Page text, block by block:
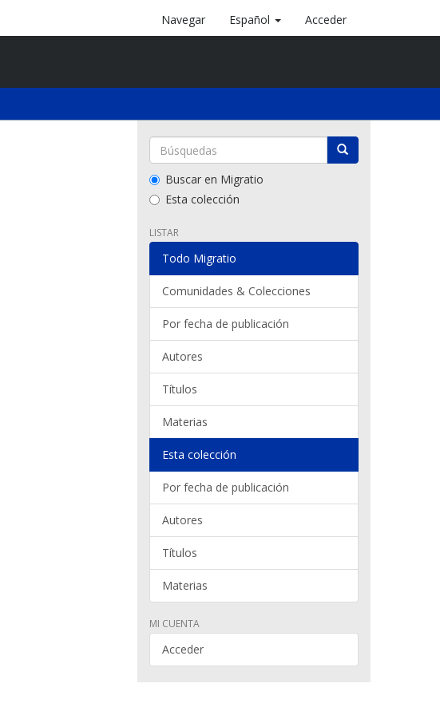
Navegar Español Acceder
Buscar en Migratio
Esta colección
LISTAR
Todo Migratio
Comunidades & Colecciones
Por fecha de publicación
Autores
Títulos
Materias
Esta colección
Por fecha de publicación
Autores
Títulos
Materias
MI CUENTA
Acceder